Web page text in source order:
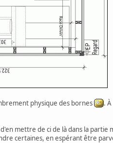
physique des bornes
.
mettre de ci de là dans la partie
certaines, en espérant être